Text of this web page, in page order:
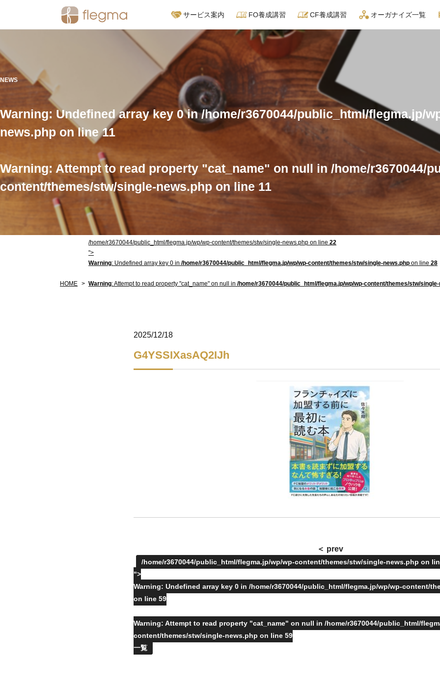
サービス案内
サービス案内
フランチャイズオーガナイズサービス YouTube動画制作サービス
経営財務支援サービス フランチャイズ加盟検討者オンラ
FO養成講習 CF養成講習 オーガナイズ一覧
NEWS
Warning: Undefined array key 0 in/home/r3670044/public_html/flegma.jp/
news.php on line11
Warning: Attempt to read property "cat_name" on null in /home/r3670044/
content/themes/stw/single-news.php on line 11
HOME
/home/r3670044/public_html/flegma.jp/wp/wp-content/themes/stw/single-news.php on line 22
">
Warning: Undefined array key 0 in /home/r3670044/public_html/flegma.jp/wp/wp-content/themes/stw/single-news.php on line 28
Warning: Attempt to read property "cat_name" on null in /home/r3670044/public_html/flegma.jp/wp/wp-content/themes/stw/
2025/12/18
G4YSSIXasAQ2IJh
＜ prev
/home/r3670044/public_html/flegma.jp/wp/wp-content/themes/stw/single-news.php on
">
Warning: Undefined array key 0 in /home/r3670044/public_html/flegma.jp/wp/wp-content/
on line 59
Warning: Attempt to read property "cat_name" on null in /home/r3670044/public_html/
content/themes/stw/single-news.php on line 59
一覧